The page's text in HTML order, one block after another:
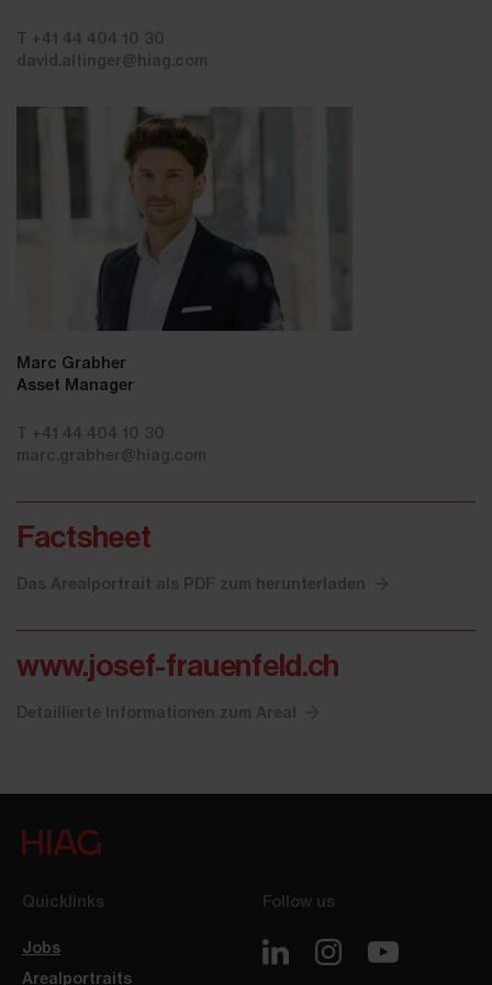
T +41 44 404 10 30
david.altinger@hiag.com
Marc Grabher
Asset Manager
T +41 44 404 10 30
marc.grabher@hiag.com
Factsheet
Das Arealportrait als PDF zum herunterladen
www.josef-frauenfeld.ch
Detaillierte Informationen zum Areal
Quicklinks
Jobs
Arealportraits
Follow us